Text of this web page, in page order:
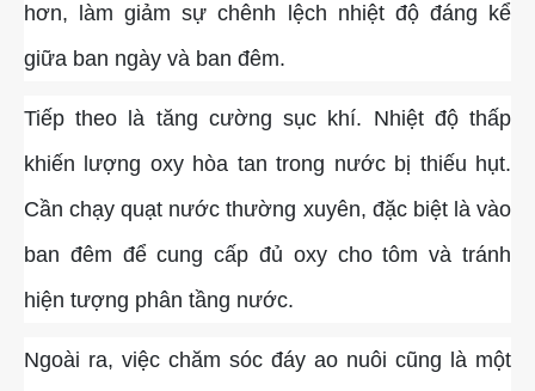
hơn, làm giảm sự chênh lệch nhiệt độ đáng kể
giữa ban ngày và ban đêm.
Tiếp theo là tăng cường sục khí. Nhiệt độ thấp
khiến lượng oxy hòa tan trong nước bị thiếu hụt.
Cần chạy quạt nước thường xuyên, đặc biệt là vào
ban đêm để cung cấp đủ oxy cho tôm và tránh
hiện tượng phân tầng nước.
Ngoài ra, việc chăm sóc đáy ao nuôi cũng là một